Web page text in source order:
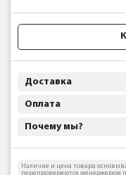
Доставка
Оплата
Почему мы?
Наличие и цена товара
перепроверяются менеджером